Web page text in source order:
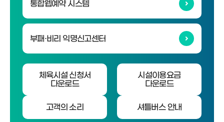
통합웹예약 시스템
부패·비리 익명신고센터
체육시설 신청서
다운로드
시설이용요금
다운로드
고객의 소리 셔틀버스 안내